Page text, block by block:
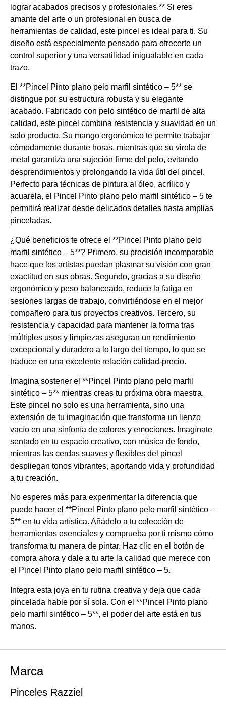
lograr acabados precisos y profesionales.** Si eres
amante del arte o un profesional en busca de
herramientas de calidad, este pincel es ideal para ti. Su
diseño está especialmente pensado para ofrecerte un
control superior y una versatilidad inigualable en cada
trazo.
El **Pincel Pinto plano pelo marfil sintético – 5** se
distingue por su estructura robusta y su elegante
acabado. Fabricado con pelo sintético de marfil de alta
calidad, este pincel combina resistencia y suavidad en un
solo producto. Su mango ergonómico te permite trabajar
cómodamente durante horas, mientras que su virola de
metal garantiza una sujeción firme del pelo, evitando
desprendimientos y prolongando la vida útil del pincel.
Perfecto para técnicas de pintura al óleo, acrílico y
acuarela, el Pincel Pinto plano pelo marfil sintético – 5 te
permitirá realizar desde delicados detalles hasta amplias
pinceladas.
¿Qué beneficios te ofrece el **Pincel Pinto plano pelo
marfil sintético – 5**? Primero, su precisión incomparable
hace que los artistas puedan plasmar su visión con gran
exactitud en sus obras. Segundo, gracias a su diseño
ergonómico y peso balanceado, reduce la fatiga en
sesiones largas de trabajo, convirtiéndose en el mejor
compañero para tus proyectos creativos. Tercero, su
resistencia y capacidad para mantener la forma tras
múltiples usos y limpiezas aseguran un rendimiento
excepcional y duradero a lo largo del tiempo, lo que se
traduce en una excelente relación calidad-precio.
Imagina sostener el **Pincel Pinto plano pelo marfil
sintético – 5** mientras creas tu próxima obra maestra.
Este pincel no solo es una herramienta, sino una
extensión de tu imaginación que transforma un lienzo
vacío en una sinfonía de colores y emociones. Imagínate
sentado en tu espacio creativo, con música de fondo,
mientras las cerdas suaves y flexibles del pincel
despliegan tonos vibrantes, aportando vida y profundidad
a tu creación.
No esperes más para experimentar la diferencia que
puede hacer el **Pincel Pinto plano pelo marfil sintético –
5** en tu vida artística. Añádelo a tu colección de
herramientas esenciales y comprueba por ti mismo cómo
transforma tu manera de pintar. Haz clic en el botón de
compra ahora y dale a tu arte la calidad que merece con
el Pincel Pinto plano pelo marfil sintético – 5.
Integra esta joya en tu rutina creativa y deja que cada
pincelada hable por sí sola. Con el **Pincel Pinto plano
pelo marfil sintético – 5**, el poder del arte está en tus
manos.
Marca
Pinceles Razziel